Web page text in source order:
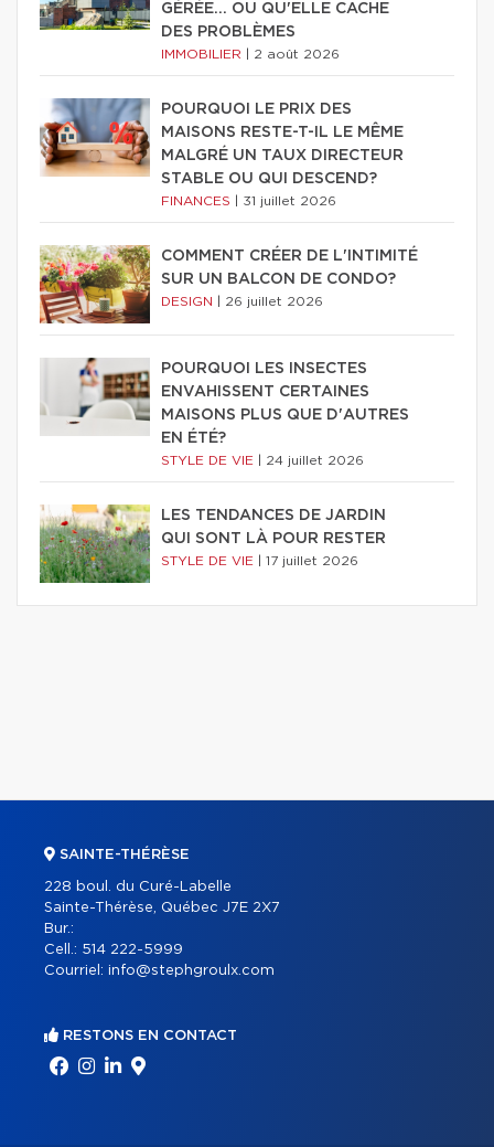
GÉRÉE… OU QU'ELLE CACHE
DES PROBLÈMES
IMMOBILIER 2 août 2026
POURQUOI LE PRIX DES
MAISONS RESTE-T-IL LE MÊME
MALGRÉ UN TAUX DIRECTEUR
STABLE OU QUI DESCEND?
FINANCES 31 juillet 2026
COMMENT CRÉER DE L'INTIMITÉ
SUR UN BALCON DE CONDO?
DESIGN 26 juillet 2026
POURQUOI LES INSECTES
ENVAHISSENT CERTAINES
MAISONS PLUS QUE D'AUTRES
EN ÉTÉ?
STYLE DE VIE 24 juillet 2026
LES TENDANCES DE JARDIN
QUI SONT LÀ POUR RESTER
STYLE DE VIE 17 juillet 2026
SAINTE-THÉRÈSE
228 boul. du Curé-Labelle
Sainte-Thérèse, Québec J7E 2X7
Bur.:
Cell.: 514 222-5999
Courriel: info@stephgroulx.com
RESTONS EN CONTACT